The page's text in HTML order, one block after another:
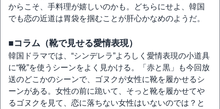
からこそ、手料理が嬉しいのかも。どちらにせよ、韓国
でも恋の近道は胃袋を掴むことが肝心かなめのようだ。
■コラム（靴で見せる愛情表現）
韓国ドラマでは、“シンデレラ”よろしく愛情表現の小道具
に“靴”を使うシーンをよく見かける。「赤と黒」も今回放
送のどこかのシーンで、ゴヌクが女性に靴を履かせるシ
ーンがある。女性の前に跪いて、そっと靴を履かせてや
るゴヌクを見て、恋に落ちない女性はいないのでは？と